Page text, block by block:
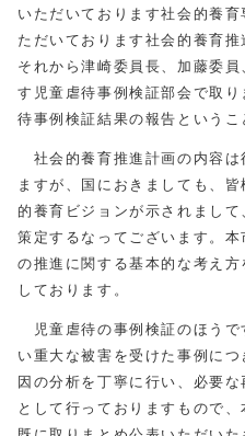
いただいております社会的養
ただいております社会的養育
それから津崎委員長、加藤委
す児童虐待事例検証部会で取
待事例検証結果の報告というこ
社会的養育推進計画の内容は
ますが、国におきましても、
的養育ビジョンが示されまし
策定するなってございます。
の推進に関する基本的な考え
しております。
児童虐待の事例検証のほうで
い重大な被害を受けた事例に
因の分析を丁寧に行い、必要
として行っておりますもので